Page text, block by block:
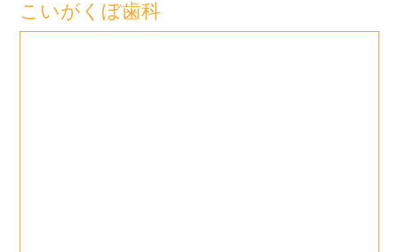
こいがくぼ歯科